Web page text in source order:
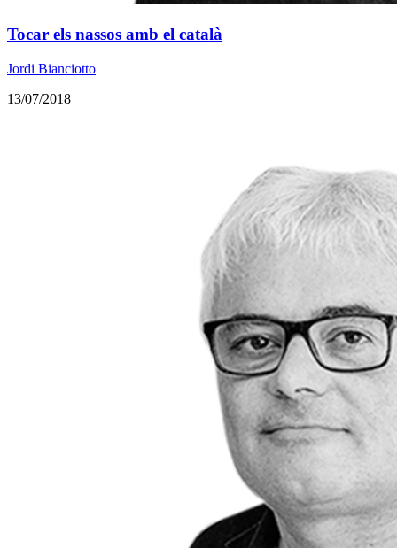
Tocar els nassos amb el català
Jordi Bianciotto
13/07/2018